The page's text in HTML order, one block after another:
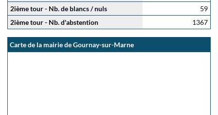
2ième tour - Nb. de blancs / nuls
59
2ième tour - Nb. d'abstention
1367
Carte de la mairie de Gournay-sur-Marne